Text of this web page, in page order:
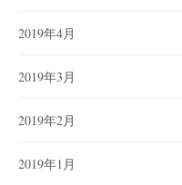
2019年4月
2019年3月
2019年2月
2019年1月